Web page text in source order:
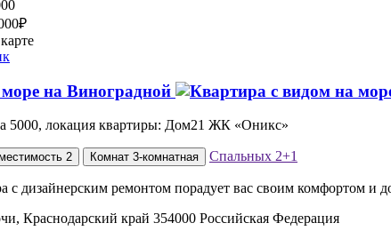
на Виноградной
5000, локация квартиры: Дом21 ЖК «Оникс»
2 Комнат 3-комнатная Спальных 2+1
с дизайнерским ремонтом порадует вас своим комфортом и
Краснодарский край 354000 Российская Федерация